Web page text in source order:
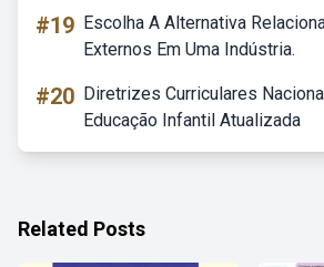
#19 Escolha A Alternativa
Externos Em Uma Indústria.
#20 Diretrizes Curriculares
Educação Infantil Atualizada
Related Posts